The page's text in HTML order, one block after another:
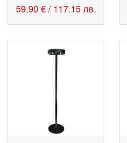
59.90 € / 117.15 лв.